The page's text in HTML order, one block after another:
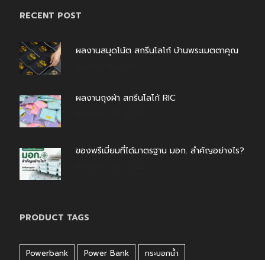
RECENT POST
ผลงานสมุดโน้ต สกรีนโลโก้ บ้านพระเมตตาคุณ
ผลงานถุงผ้า สกรีนโลโก้ RIC
ของพรีเมี่ยมที่ได้มาตรฐาน มอก. สำคัญอย่างไร?
PRODUCT TAGS
Powerbank Power Bank
กระบอกน้ำ